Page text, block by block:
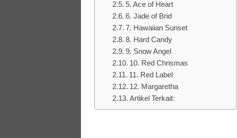
5. Ace of Heart
6. Jade of Brid
7. Hawaiian Sunset
8. Hard Candy
9. Snow Angel
10. Red Chrismas
11. Red Label
12. Margaretha
Artikel Terkait: